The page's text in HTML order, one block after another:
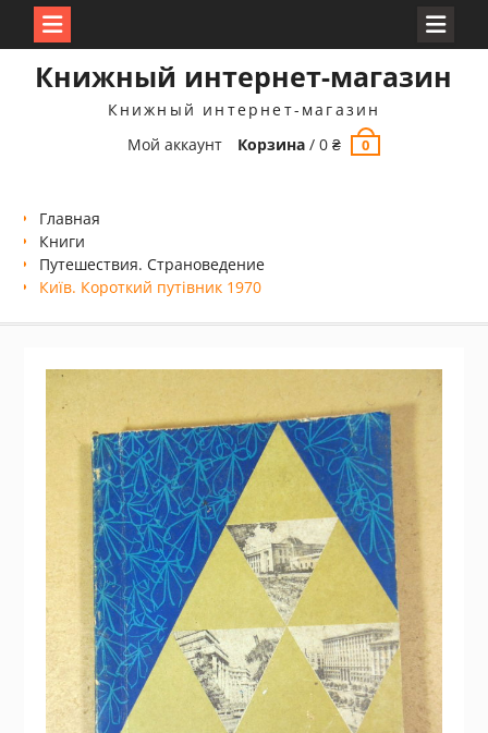
Книжный интернет-магазин
Книжный интернет-магазин
Мой аккаунт
Корзина /0₴ 0
Главная
Книги
Путешествия. Страноведение
Київ. Короткий путівник 1970